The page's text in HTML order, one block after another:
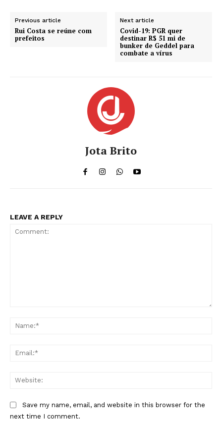
Previous article
Rui Costa se reúne com
prefeitos
Next article
Covid-19: PGR quer
destinar R$ 51 mi de
bunker de Geddel para
combate a vírus
Jota Brito
LEAVE A REPLY
Save my name, email, and website in this browser for the
next time I comment.